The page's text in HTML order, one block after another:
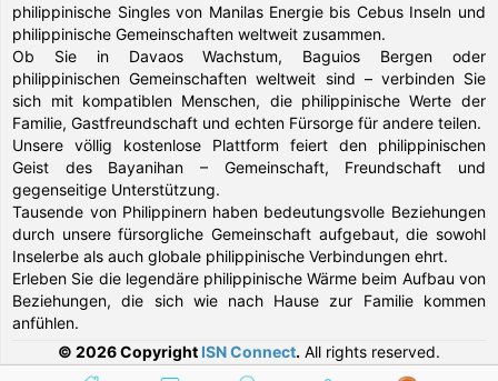
philippinische Singles von Manilas Energie bis Cebus Inseln und
philippinische Gemeinschaften weltweit zusammen.
Ob Sie in Davaos Wachstum, Baguios Bergen oder
philippinischen Gemeinschaften weltweit sind – verbinden Sie
sich mit kompatiblen Menschen, die philippinische Werte der
Familie, Gastfreundschaft und echten Fürsorge für andere teilen.
Unsere völlig kostenlose Plattform feiert den philippinischen
Geist des Bayanihan – Gemeinschaft, Freundschaft und
gegenseitige Unterstützung.
Tausende von Philippinern haben bedeutungsvolle Beziehungen
durch unsere fürsorgliche Gemeinschaft aufgebaut, die sowohl
Inselerbe als auch globale philippinische Verbindungen ehrt.
Erleben Sie die legendäre philippinische Wärme beim Aufbau von
Beziehungen, die sich wie nach Hause zur Familie kommen
anfühlen.
© 2026 Copyright ISN Connect. All rights reserved.